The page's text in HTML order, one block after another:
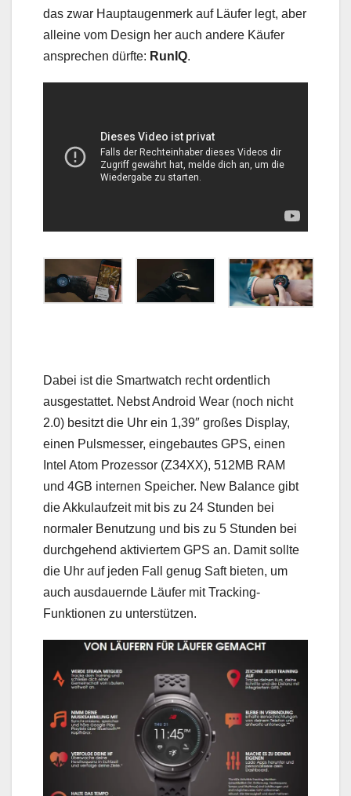
das zwar Hauptaugenmerk auf Läufer legt, aber
alleine vom Design her auch andere Käufer
ansprechen dürfte: RunIQ.
Dabei ist die Smartwatch recht ordentlich
ausgestattet. Nebst Android Wear (noch nicht
2.0) besitzt die Uhr ein 1,39″ großes Display,
einen Pulsmesser, eingebautes GPS, einen
Intel Atom Prozessor (Z34XX), 512MB RAM
und 4GB internen Speicher. New Balance gibt
die Akkulaufzeit mit bis zu 24 Stunden bei
normaler Benutzung und bis zu 5 Stunden bei
durchgehend aktiviertem GPS an. Damit sollte
die Uhr auf jeden Fall genug Saft bieten, um
auch ausdauernde Läufer mit Tracking-
Funktionen zu unterstützen.